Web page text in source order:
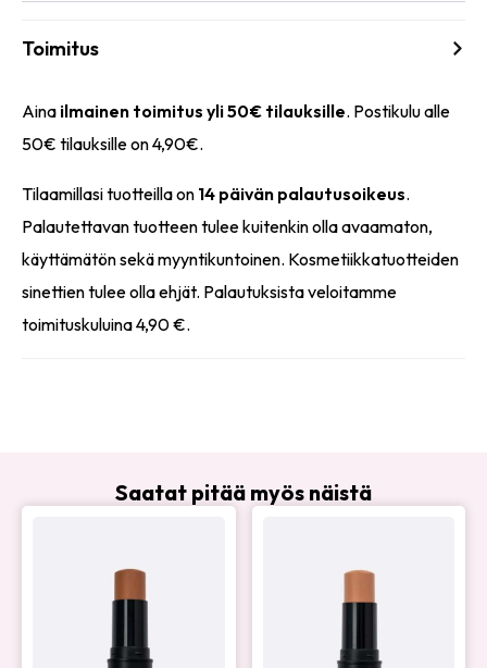
Toimitus
Aina ilmainen toimitus yli 50€ tilauksille. Postikulu alle
50€ tilauksille on 4,90€.
Tilaamillasi tuotteilla on 14 päivän palautusoikeus.
Palautettavan tuotteen tulee kuitenkin olla avaamaton,
käyttämätön sekä myyntikuntoinen. Kosmetiikkatuotteiden
sinettien tulee olla ehjät. Palautuksista veloitamme
toimituskuluina 4,90 €.
Saatat pitää myös näistä